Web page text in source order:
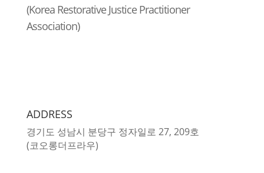
(Korea Restorative Justice Practitioner
Association)
ADDRESS
경기도 성남시 분당구 정자일로 27, 209호
(코오롱더프라우)